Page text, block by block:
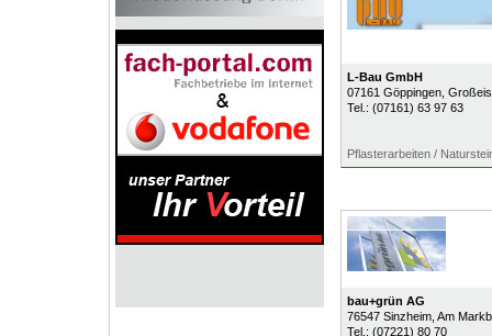
L-Bau GmbH
07161 Göppingen,
Tel.: (07161) 63 97 63
Pflasterarbeiten /
bau+grün AG
76547 Sinzheim, Am
Tel.: (07221) 80 70